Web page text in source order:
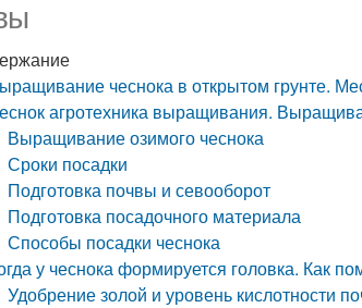
чеснока в открытом грунте.
агротехника выращивания.
Выращивание озимого чеснока
Сроки посадки
Подготовка почвы и севооборот
Подготовка посадочного материала
Способы посадки чеснока
у чеснока формируется головка. Как
Удобрение золой и уровень кислотности